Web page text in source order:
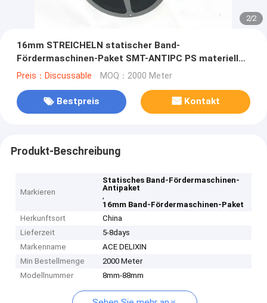
2/2
16mm STREICHELN statischer Band-
Fördermaschinen-Paket SMT-ANTIPC PS materiellen
schwarzen freien Raum
Preis：Discussable MOQ：2000 Meter
Bestpreis Kontakt
Produkt-Beschreibung
Markieren
Statisches Band-Fördermaschinen-
Antipaket
,
16mm Band-Fördermaschinen-Paket
Herkunftsort
China
Lieferzeit
5-8days
Markenname
ACE DELIXIN
Min Bestellmenge
2000 Meter
Modellnummer
8mm-88mm